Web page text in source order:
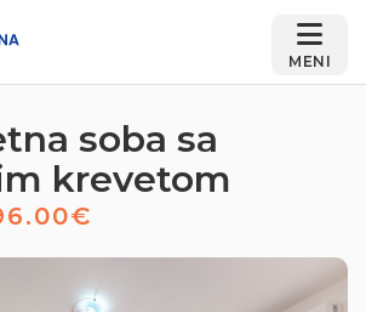
MENI
soba sa
krevetom